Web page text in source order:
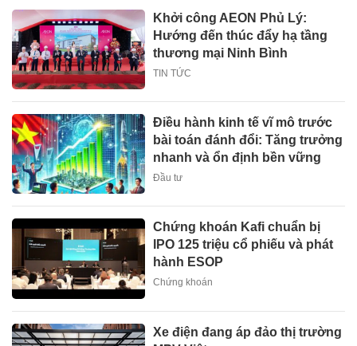
Khởi công AEON Phủ Lý:
Hướng đến thúc đẩy hạ tầng
thương mại Ninh Bình
TIN TỨC
Điều hành kinh tế vĩ mô trước
bài toán đánh đổi: Tăng trưởng
nhanh và ổn định bền vững
Đầu tư
Chứng khoán Kafi chuẩn bị
IPO 125 triệu cổ phiếu và phát
hành ESOP
Chứng khoán
Xe điện đang áp đảo thị trường